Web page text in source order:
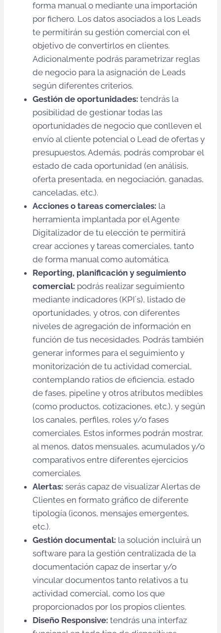
forma manual o mediante una importación
por fichero. Los datos asociados a los Leads
te permitirán su gestión comercial con el
objetivo de convertirlos en clientes.
Adicionalmente podrás parametrizar reglas
de negocio para la asignación de Leads
según diferentes criterios.
Gestión de oportunidades: tendrás la
posibilidad de gestionar todas las
oportunidades de negocio que conlleven el
envío al cliente potencial o Lead de ofertas y
presupuestos. Además, podrás comprobar el
estado de cada oportunidad (en análisis,
oferta presentada, en negociación, ganadas,
canceladas, etc.).
Acciones o tareas comerciales: la
herramienta implantada por el Agente
Digitalizador de tu elección te permitirá
crear acciones y tareas comerciales, tanto
de forma manual como automática.
Reporting, planificación y seguimiento
comercial: podrás realizar seguimiento
mediante indicadores (KPI´s), listado de
oportunidades, y otros, con diferentes
niveles de agregación de información en
función de tus necesidades. Podrás también
generar informes para el seguimiento y
monitorización de tu actividad comercial,
contemplando ratios de eficiencia, estado
de fases, pipeline y otros atributos medibles
(como productos, cotizaciones, etc.), y según
los canales, perfiles, roles y/o fases
comerciales. Estos informes podrán mostrar,
al menos, datos mensuales, acumulados y/o
comparativos entre diferentes ejercicios
comerciales.
Alertas: serás capaz de visualizar Alertas de
Clientes en formato gráfico de diferente
tipología (iconos, mensajes emergentes,
etc.).
Gestión documental: la solución incluirá un
software para la gestión centralizada de la
documentación capaz de insertar y/o
vincular documentos tanto relativos a tu
actividad comercial, como los que
proporcionados por los propios clientes.
Diseño Responsive: tendrás una interfaz